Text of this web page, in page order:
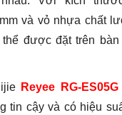
và vỏ nhựa chất
được đặt trên
Reyee RG-ES05G
tin cậy và có hiệu